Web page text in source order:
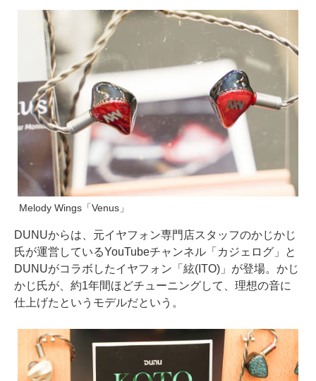
Melody Wings「Venus」
DUNUからは、元イヤフォン専門店スタッフのかじかじ
氏が運営しているYouTubeチャンネル「カジェログ」と
DUNUがコラボしたイヤフォン「絃(ITO)」が登場。かじ
かじ氏が、約1年間ほどチューニングして、理想の音に
仕上げたというモデルだという。